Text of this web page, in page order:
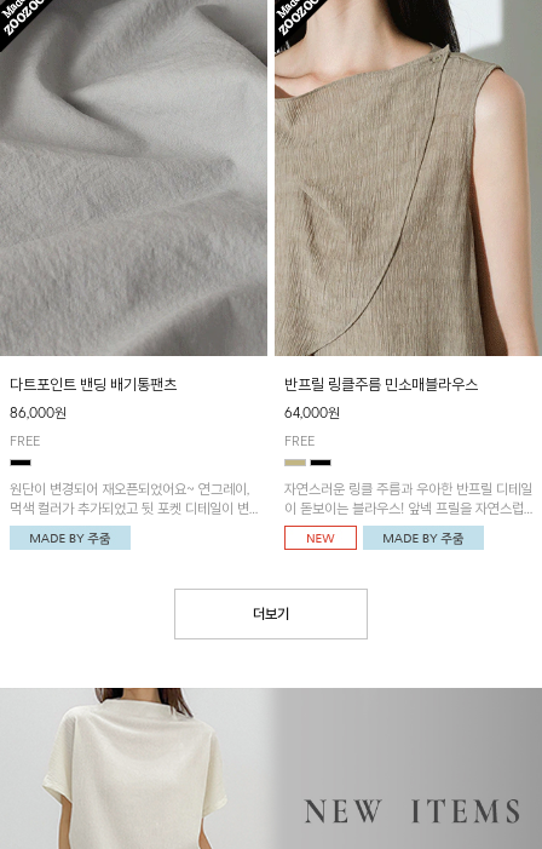
다트포인트 밴딩 배기통팬츠
86,000원
FREE
원단이 변경되어 재오픈되었어요~ 연그레이,
먹색 컬러가 추가되었고 뒷 포켓 디테일이 변
경되었습니다~가볍고 시원하게 착용되는 배
기통팬츠! 허리밴딩과 여유로운 통으로 편안해
반프릴 링클주름 민소매블라우스
64,000원
FREE
자연스러운 링클 주름과 우아한 반프릴 디테일
이 돋보이는 블라우스! 앞넥 프릴을 자연스럽
게 내려 여성스러운 무드로 연출하거나, 어깨
옆 단추에 걸어 세련된 카울넥 스타일로 연출
더보기